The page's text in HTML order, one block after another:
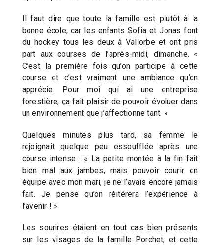
Il faut dire que toute la famille est plutôt à la
bonne école, car les enfants Sofia et Jonas font
du hockey tous les deux à Vallorbe et ont pris
part aux courses de l’après-midi, dimanche. «
C’est la première fois qu’on participe à cette
course et c’est vraiment une ambiance qu’on
apprécie. Pour moi qui ai une entreprise
forestière, ça fait plaisir de pouvoir évoluer dans
un environnement que j’affectionne tant. »
Quelques minutes plus tard, sa femme le
rejoignait quelque peu essoufflée après une
course intense : « La petite montée à la fin fait
bien mal aux jambes, mais pouvoir courir en
équipe avec mon mari, je ne l’avais encore jamais
fait. Je pense qu’on réitérera l’expérience à
l’avenir ! »
Les sourires étaient en tout cas bien présents
sur les visages de la famille Porchet, et cette